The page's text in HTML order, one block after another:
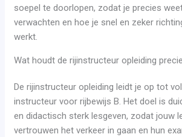
soepel te doorlopen, zodat je precies
verwachten en hoe je snel en zeker
werkt.
Wat houdt de rijinstructeur opleiding
De rijinstructeur opleiding leidt je op tot
instructeur voor rijbewijs B. Het doel is
en didactisch sterk lesgeven, zodat jouw
vertrouwen het verkeer in gaan en hun